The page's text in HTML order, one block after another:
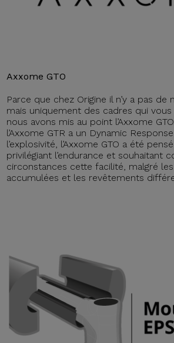
Axxome GTO
Parce que chez Origine il n’y a pas de
mais uniquement des cadres qui
nous avons mis au point l’Axxome
l’Axxome GTR a un Dynamic
l’explosivité, l’Axxome GTO a été
privilégiant l’endurance et souhaitant
circonstances cette facilité, malgré
accumulées et les revêtements